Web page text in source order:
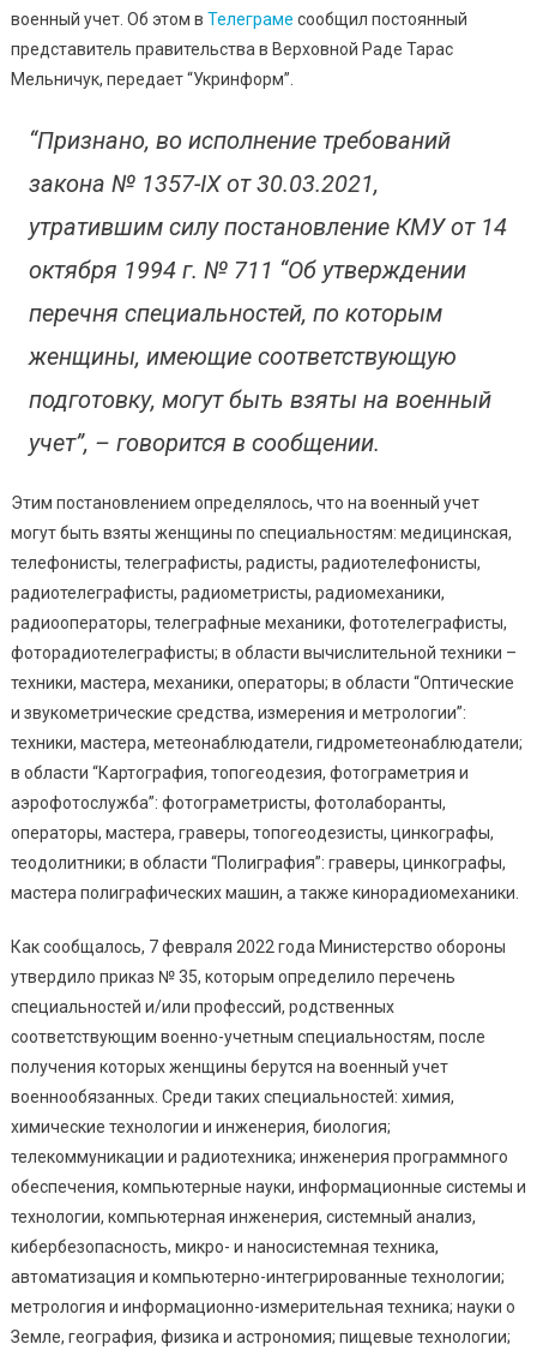
военный учет. Об этом в Телеграме сообщил постоянный
представитель правительства в Верховной Раде Тарас
Мельничук, передает “Укринформ”.
“Признано, во исполнение требований
закона № 1357-IX от 30.03.2021,
утратившим силу постановление КМУ от 14
октября 1994 г. № 711 “Об утверждении
перечня специальностей, по которым
женщины, имеющие соответствующую
подготовку, могут быть взяты на военный
учет”, – говорится в сообщении.
Этим постановлением определялось, что на военный учет
могут быть взяты женщины по специальностям: медицинская,
телефонисты, телеграфисты, радисты, радиотелефонисты,
радиотелеграфисты, радиометристы, радиомеханики,
радиооператоры, телеграфные механики, фототелеграфисты,
фоторадиотелеграфисты; в области вычислительной техники –
техники, мастера, механики, операторы; в области “Оптические
и звукометрические средства, измерения и метрологии”:
техники, мастера, метеонаблюдатели, гидрометеонаблюдатели;
в области “Картография, топогеодезия, фотограметрия и
аэрофотослужба”: фотограметристы, фотолаборанты,
операторы, мастера, граверы, топогеодезисты, цинкографы,
теодолитники; в области “Полиграфия”: граверы, цинкографы,
мастера полиграфических машин, а также кинорадиомеханики.
Как сообщалось, 7 февраля 2022 года Министерство обороны
утвердило приказ № 35, которым определило перечень
специальностей и/или профессий, родственных
соответствующим военно-учетным специальностям, после
получения которых женщины берутся на военный учет
военнообязанных. Среди таких специальностей: химия,
химические технологии и инженерия, биология;
телекоммуникации и радиотехника; инженерия программного
обеспечения, компьютерные науки, информационные системы и
технологии, компьютерная инженерия, системный анализ,
кибербезопасность, микро- и наносистемная техника,
автоматизация и компьютерно-интегрированные технологии;
метрология и информационно-измерительная техника; науки о
Земле, география, физика и астрономия; пищевые технологии;